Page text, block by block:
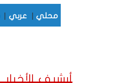
محلي عربي
أرشيف الأخبار